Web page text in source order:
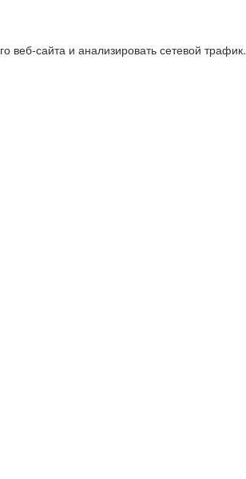
сайта и анализировать сетевой трафик.